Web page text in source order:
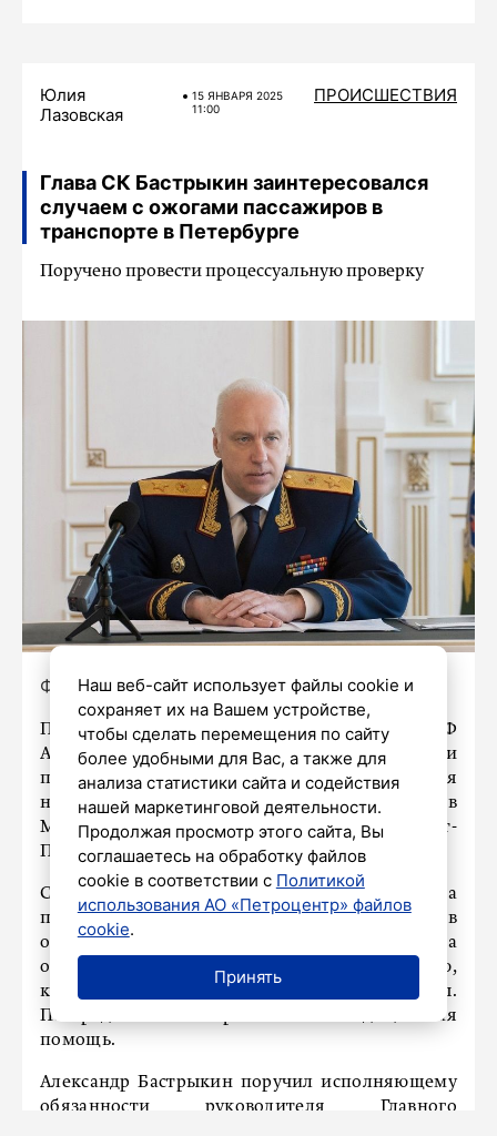
Юлия
Лазовская
15 ЯНВАРЯ 2025
11:00
ПРОИСШЕСТВИЯ
Глава СК Бастрыкин заинтересовался
случаем с ожогами пассажиров в
транспорте в Петербурге
Поручено провести процессуальную проверку
Фото:https://vk.com/alexander_bastrikin
Председатель Следственного комитета РФ
Александр Бастрыкин поручил провести
проверку по факту предоставления
небезопасных транспортных услуг в
Московском и Кировском районах Санкт-
Петербурга.
Согласно информации, две жительницы города
получили химические ожоги после поездки в
общественном транспорте. Причиной стала
оставшаяся на сиденьях жидкость с щелочью,
которую пролили другие пассажиры.
Пострадавшим потребовалась медицинская
помощь.
Александр Бастрыкин поручил исполняющему
обязанности руководителя Главного
Наш веб-сайт использует файлы cookie и
сохраняет их на Вашем устройстве,
чтобы сделать перемещения по сайту
более удобными для Вас, а также для
анализа статистики сайта и содействия
нашей маркетинговой деятельности.
Продолжая просмотр этого сайта, Вы
соглашаетесь на обработку файлов
cookie в соответствии с Политикой
использования АО «Петроцентр» файлов
cookie.
Принять